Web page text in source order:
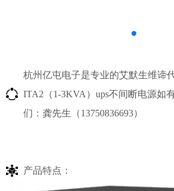
杭州亿屯电子是专业的艾默生维谛
ITA2（1-3KVA）ups不间断电源如
们：龚先生（13750836693）
产品特点：